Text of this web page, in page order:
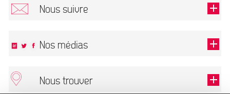
Nous suivre
Ce champ est exigé.
Nos médias
Nous trouver